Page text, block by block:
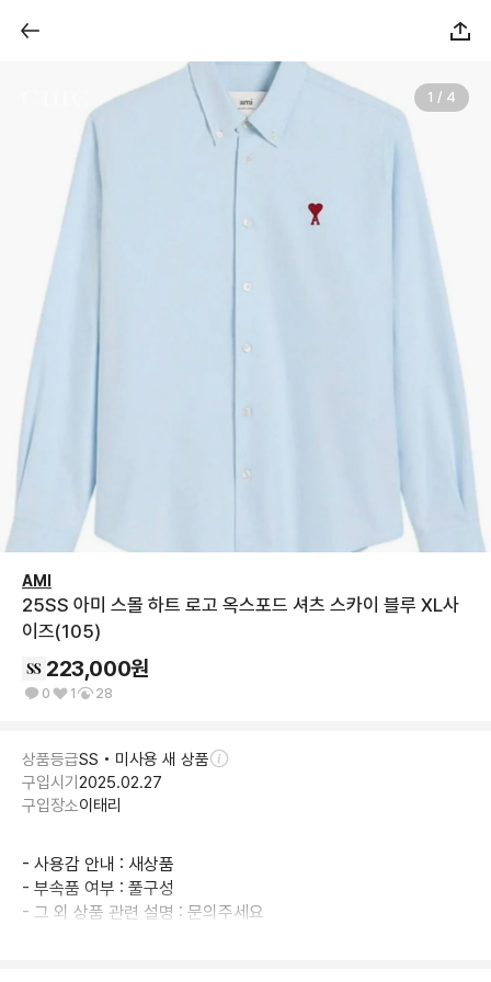
1 / 4
AMI
25SS 아미 스몰 하트 로고 옥스포드 셔츠 스카이 블루 XL사
이즈(105)
223,000원
0 1 28
상품등급SS • 미사용 새 상품
구입시기 2025.02.27
구입장소이태리
- 사용감 안내 : 새상품
- 부속품 여부 : 풀구성
- 그 외 상품 관련 설명 : 문의주세요